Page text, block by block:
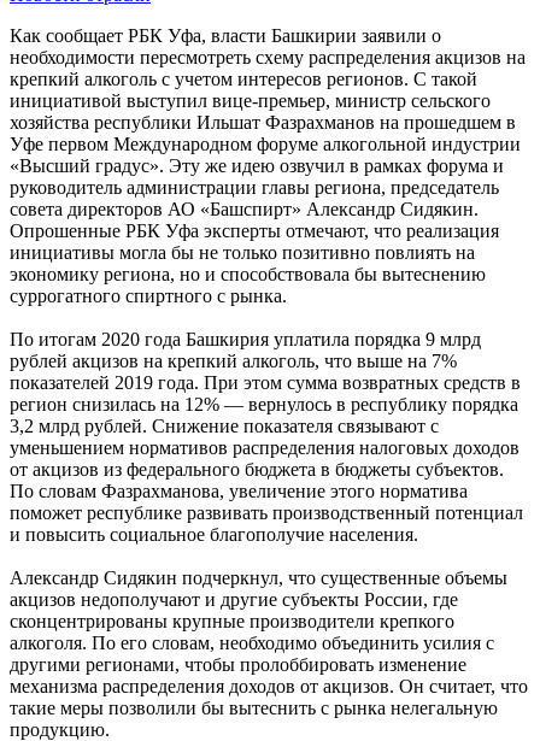
Как сообщает РБК Уфа, власти Башкирии заявили о
необходимости пересмотреть схему распределения акцизов на
крепкий алкоголь с учетом интересов регионов. С такой
инициативой выступил вице-премьер, министр сельского
хозяйства республики Ильшат Фазрахманов на прошедшем в
Уфе первом Международном форуме алкогольной индустрии
«Высший градус». Эту же идею озвучил в рамках форума и
руководитель администрации главы региона, председатель
совета директоров АО «Башспирт» Александр Сидякин.
Опрошенные РБК Уфа эксперты отмечают, что реализация
инициативы могла бы не только позитивно повлиять на
экономику региона, но и способствовала бы вытеснению
суррогатного спиртного с рынка.
По итогам 2020 года Башкирия уплатила порядка 9 млрд
рублей акцизов на крепкий алкоголь, что выше на 7%
показателей 2019 года. При этом сумма возвратных средств в
регион снизилась на 12% — вернулось в республику порядка
3,2 млрд рублей. Снижение показателя связывают с
уменьшением нормативов распределения налоговых доходов
от акцизов из федерального бюджета в бюджеты субъектов.
По словам Фазрахманова, увеличение этого норматива
поможет республике развивать производственный потенциал
и повысить социальное благополучие населения.
Александр Сидякин подчеркнул, что существенные объемы
акцизов недополучают и другие субъекты России, где
сконцентрированы крупные производители крепкого
алкоголя. По его словам, необходимо объединить усилия с
другими регионами, чтобы пролоббировать изменение
механизма распределения доходов от акцизов. Он считает, что
такие меры позволили бы вытеснить с рынка нелегальную
продукцию.